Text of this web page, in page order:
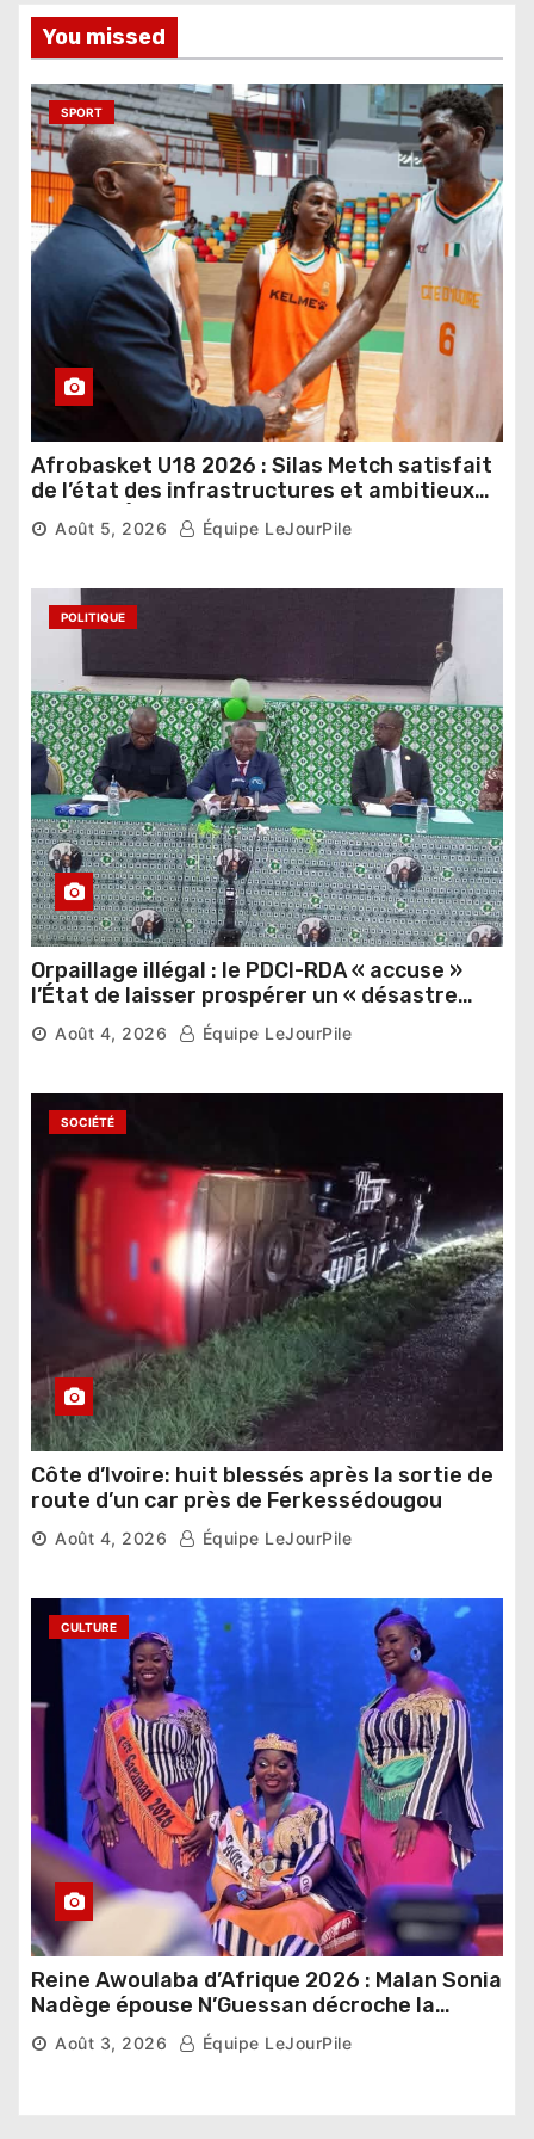
You missed
SPORT
Afrobasket U18 2026 : Silas Metch satisfait
de l’état des infrastructures et ambitieux
pour les Éléphants
Août 5, 2026 Équipe LeJourPile
POLITIQUE
Orpaillage illégal : le PDCI-RDA « accuse »
l’État de laisser prospérer un « désastre
national »
Août 4, 2026 Équipe LeJourPile
SOCIÉTÉ
Côte d’Ivoire: huit blessés après la sortie de
route d’un car près de Ferkessédougou
Août 4, 2026 Équipe LeJourPile
CULTURE
Reine Awoulaba d’Afrique 2026 : Malan Sonia
Nadège épouse N’Guessan décroche la
couronne
Août 3, 2026 Équipe LeJourPile